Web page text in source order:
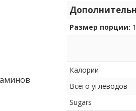
Размер порции:
Калории
Всего углеводов
Sugars